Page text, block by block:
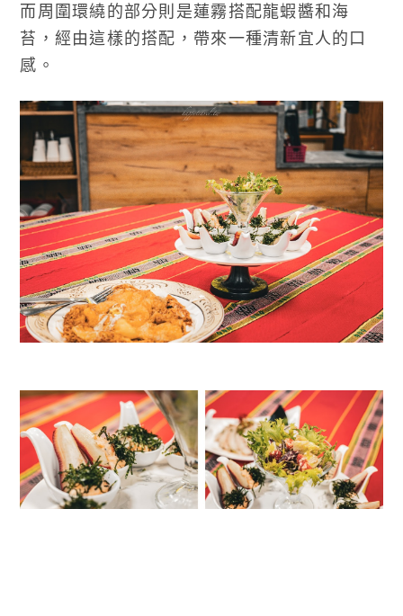
而周圍環繞的部分則是蓮霧搭配龍蝦醬和海
苔，經由這樣的搭配，帶來一種清新宜人的口
感。